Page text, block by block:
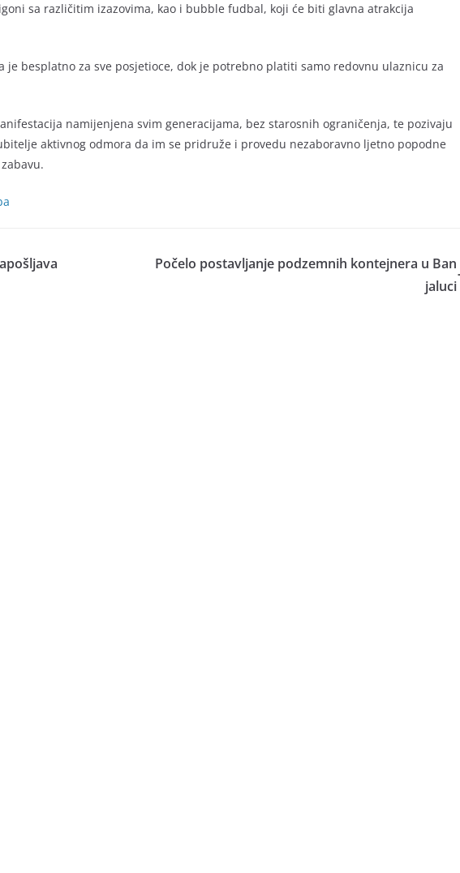
sa različitim izazovima, kao i bubble fudbal, koji će biti glavna atrakcija
je besplatno za sve posjetioce, dok je potrebno platiti samo redovnu ulaznicu za
namijenjena svim generacijama, bez starosnih ograničenja, te pozivaju
aktivnog odmora da im se pridruže i provedu nezaboravno ljetno popodne
Počelo postavljanje podzemnih kontejnera u Ban
jaluci